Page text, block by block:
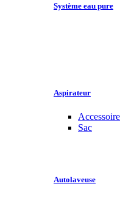
Système eau pure
Aspirateur
Sac
Autolaveuse